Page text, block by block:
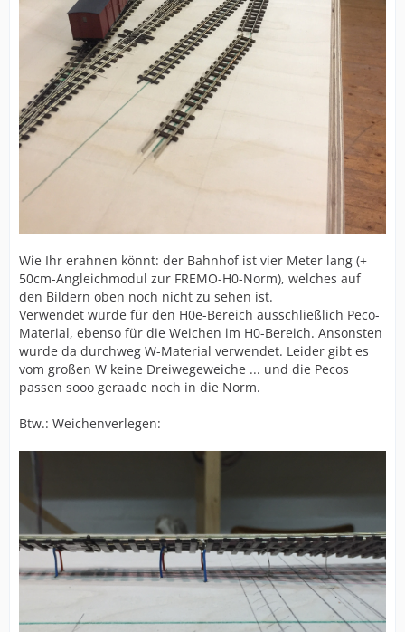
Wie Ihr erahnen könnt: der Bahnhof ist vier Meter lang (+
50cm-Angleichmodul zur FREMO-H0-Norm), welches auf
den Bildern oben noch nicht zu sehen ist.
Verwendet wurde für den H0e-Bereich ausschließlich Peco-
Material, ebenso für die Weichen im H0-Bereich. Ansonsten
wurde da durchweg W-Material verwendet. Leider gibt es
vom großen W keine Dreiwegeweiche ... und die Pecos
passen sooo geraade noch in die Norm.
Btw.: Weichenverlegen: